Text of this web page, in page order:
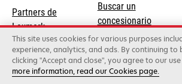
new
tab
Partners de
Lexmark
Buscar un
concesionario
Lexmark International, Inc., una
©2026 Todos los derechos
This site uses cookies for various purposes
experience, analytics, and ads. By continuing to
clicking "Accept and close", you agree to our
more information, read our Cookies page.